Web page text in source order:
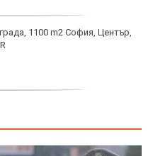
1100 m2 София, Център,